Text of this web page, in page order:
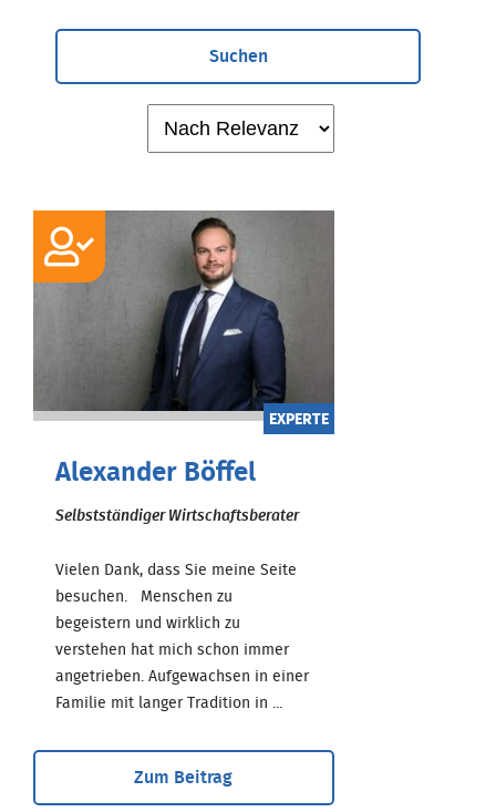
Suchen
EXPERTE
Alexander Böffel
Selbstständiger Wirtschaftsberater
Vielen Dank, dass Sie meine Seite
besuchen. Menschen zu
begeistern und wirklich zu
verstehen hat mich schon immer
angetrieben. Aufgewachsen in einer
Familie mit langer Tradition in ...
Zum Beitrag